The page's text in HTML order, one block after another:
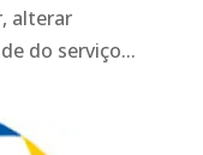
alterar
do serviço...